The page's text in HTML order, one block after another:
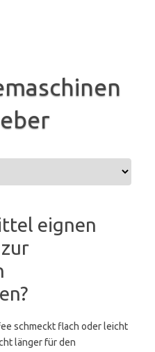
eignen
schmeckt flach oder leicht
länger für den